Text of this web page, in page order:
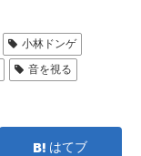
小林ドンゲ
音を視る
はてブ